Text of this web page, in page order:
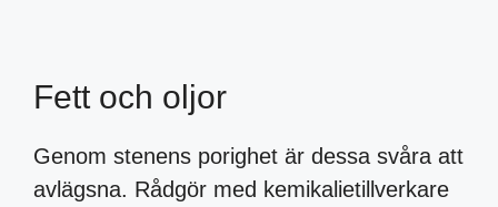
Fett och oljor
Genom stenens porighet är dessa svåra att
avlägsna. Rådgör med kemikalietillverkare